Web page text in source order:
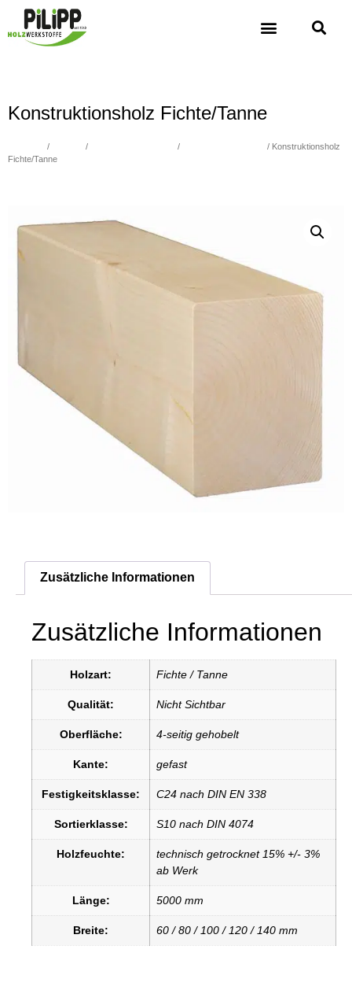
Konstruktionsholz Fichte/Tanne
/ / /
/ Konstruktionsholz
Fichte/Tanne
Zusätzliche Informationen
Zusätzliche Informationen
Holzart: Fichte / Tanne
Qualität: Nicht Sichtbar
Oberfläche: 4-seitig gehobelt
Kante: gefast
Festigkeitsklasse: C24 nach DIN EN 338
Sortierklasse: S10 nach DIN 4074
Holzfeuchte:
technisch getrocknet 15% +/- 3%
ab Werk
Länge: 5000 mm
Breite: 60 / 80 / 100 / 120 / 140 mm